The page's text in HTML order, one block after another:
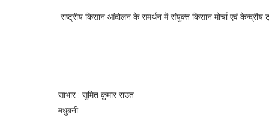
राष्ट्रीय किसान आंदोलन के समर्थन में संयुक्त किसान मोर्चा एवं केन्द्रीय
साभार : सुमित कुमार राउत
मधुबनी